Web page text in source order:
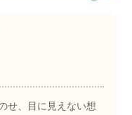
せ、目に見えない想